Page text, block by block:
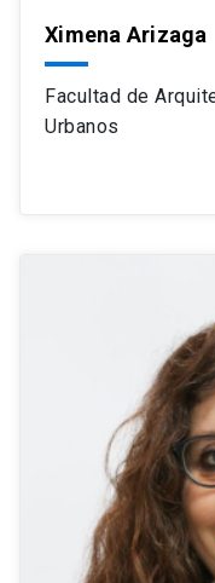
Ximena Arizaga
Facultad de
Urbanos